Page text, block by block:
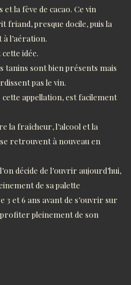
la fève de cacao. Ce vin
friand, presque docile, puis la
l’aération.
idée.
tanins sont bien présents mais
pas le vin.
appellation, est facilement
la fraîcheur, l’alcool et la
retrouvent à nouveau en
décide de l’ouvrir aujourd’hui,
de sa palette
et 6 ans avant de s’ouvrir sur
pleinement de son